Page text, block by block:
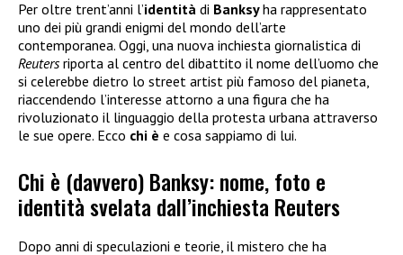
Per oltre trent’anni l’identità di Banksyha rappresentato
uno dei più grandi enigmi del mondo dell’arte
contemporanea. Oggi, una nuova inchiesta giornalistica di
Reutersriporta al centro del dibattito il nome dell’uomo che
si celerebbe dietro lo street artist più famoso del pianeta,
riaccendendo l’interesse attorno a una figura che ha
rivoluzionato il linguaggio della protesta urbana attraverso
le sue opere. Ecco chi è e cosa sappiamo di lui.
Chi è (davvero) Banksy: nome, foto e
identità svelata dall’inchiesta Reuters
Dopo anni di speculazioni e teorie, il mistero che ha